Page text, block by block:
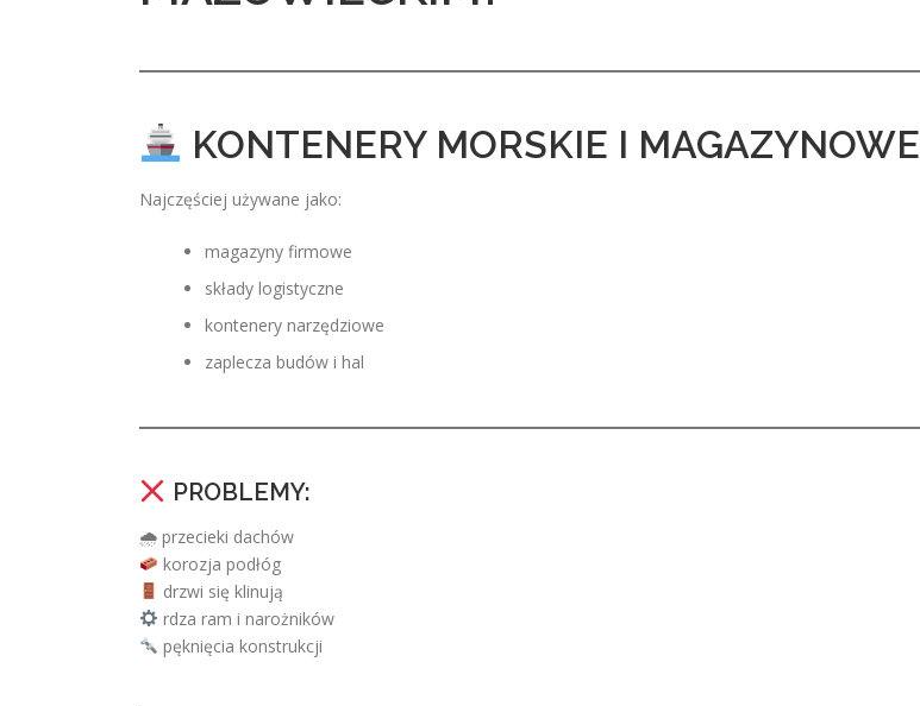
KONTENERY MORSKIE I MAGAZYNOWE
Najczęściej używane jako:
magazyny firmowe
składy logistyczne
kontenery narzędziowe
zaplecza budów i hal
PROBLEMY:
🌧 przecieki dachów
korozja podłóg
drzwi się klinują
rdza ram i narożników
pęknięcia konstrukcji